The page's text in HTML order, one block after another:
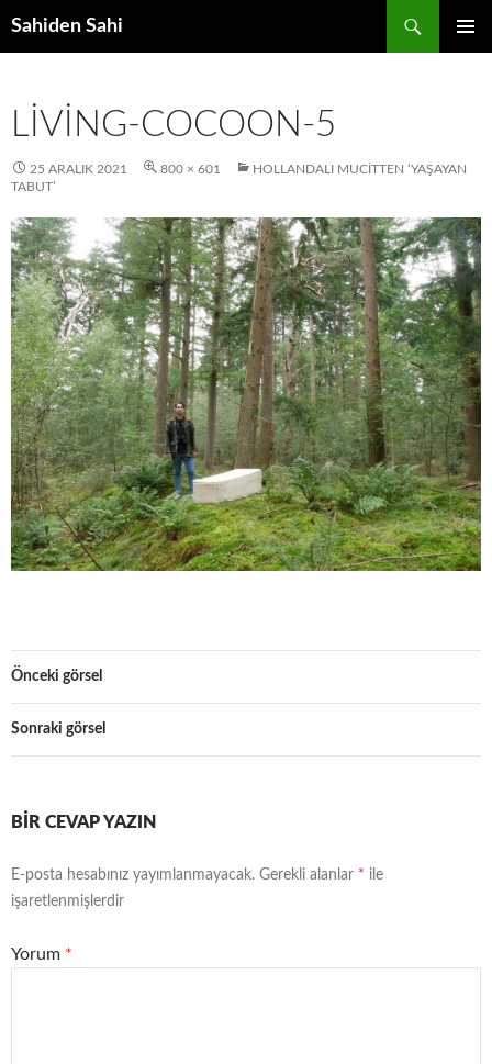
Sahiden Sahi
LIVING-COCOON-5
25 ARALIK 2021 800 × 601
HOLLANDALI MUCITTEN ‘YAŞAYAN
TABUT’
Önceki görsel
Sonraki görsel
BIR CEVAP YAZIN
E-posta hesabınız yayımlanmayacak. Gerekli alanlar * ile
işaretlenmişlerdir
Yorum *